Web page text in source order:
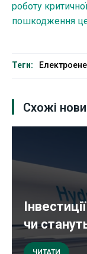
роботу
пошкодження
Теги:
Схожі
чи